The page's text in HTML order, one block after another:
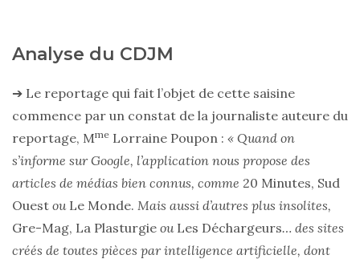
Analyse du CDJM
➔ Le reportage qui fait l’objet de cette saisine
commence par un constat de la journaliste auteure du
reportage, Mme Lorraine Poupon : « Quand on
s’informe sur Google, l’application nous propose des
articles de médias bien connus, comme 20 Minutes, Sud
Ouest ou Le Monde. Mais aussi d’autres plus insolites,
Gre-Mag, La Plasturgie ou Les Déchargeurs… des sites
créés de toutes pièces par intelligence artificielle, dont